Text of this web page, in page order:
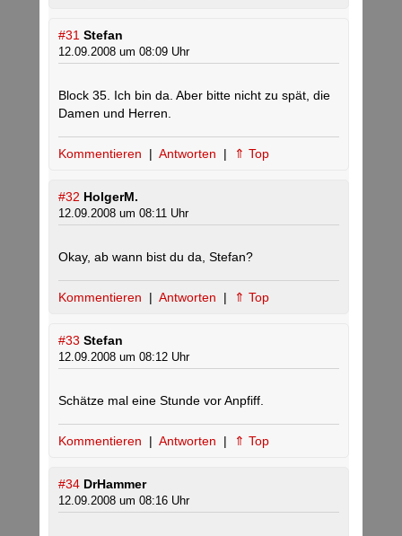
#31 Stefan
12.09.2008 um 08:09 Uhr
Block 35. Ich bin da. Aber bitte nicht zu spät, die
Damen und Herren.
Kommentieren | Antworten | ⇑ Top
#32 HolgerM.
12.09.2008 um 08:11 Uhr
Okay, ab wann bist du da, Stefan?
Kommentieren | Antworten | ⇑ Top
#33 Stefan
12.09.2008 um 08:12 Uhr
Schätze mal eine Stunde vor Anpfiff.
Kommentieren | Antworten | ⇑ Top
#34 DrHammer
12.09.2008 um 08:16 Uhr